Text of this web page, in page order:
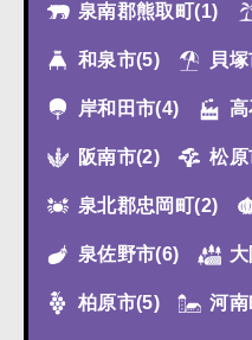
泉南郡熊取町(1)
和泉市(5) 貝
岸和田市(4) 高
阪南市(2) 松原
泉北郡忠岡町(2)
泉佐野市(6)
柏原市(5) 河南